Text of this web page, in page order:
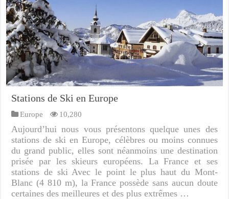
Stations de Ski en Europe
Europe 10,280
Aujourd’hui nous vous présentons quelque unes des
stations de ski en Europe, célèbres ou moins connues
du grand public, elles sont néanmoins une destination
prisée par les skieurs européens. La France et ses
stations de ski Avec le point le plus haut du Mont-
Blanc (4 810 m), la France possède sans aucun doute
certaines des meilleures et des plus extrêmes …